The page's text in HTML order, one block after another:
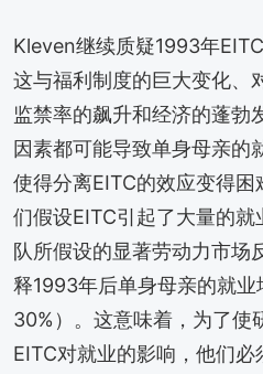
Kleven继续质疑1993年
这与福利制度的巨大变化、
监禁率的飙升和经济的蓬勃
因素都可能导致单身母亲的
使得分离EITC的效应变得
们假设EITC引起了大量的
队所假设的显著劳动力市场
释1993年后单身母亲的就
30%）。这意味着，为了使
EITC对就业的影响，他们